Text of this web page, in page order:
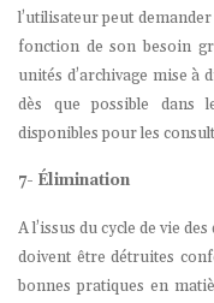
l’utilisateur peut
fonction de son besoin
unités d’archivage mise à
dès que possible dans
disponibles pour les
7- Élimination
A l’issus du cycle de vie
doivent être détruites
bonnes pratiques en